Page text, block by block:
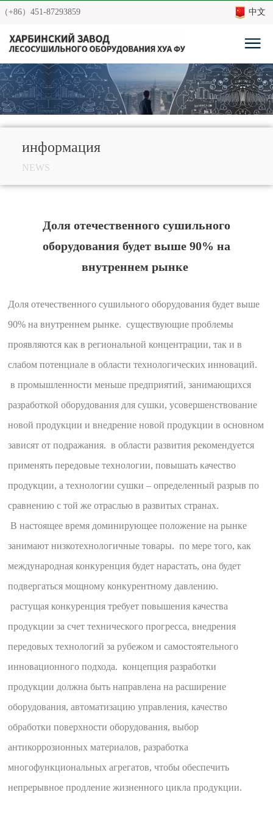
（+86）451-87293859 中文
информация
NEWS
Доля отечественного сушильного
оборудования будет выше 90% на
внутреннем рынке
Доля отечественного сушильного оборудования будет выше
90% на внутреннем рынке. существующие проблемы
проявляются как в региональной концентрации, так и в
слабом потенциале в области технологических инноваций.
в промышленности меньше предприятий, занимающихся
разработкой оборудования для сушки, усовершенствование
новой продукции и внедрение новой продукции в основном
зависят от подражания. в области развития рекомендуется
применять передовые технологии, повышать качество
продукции, а технологии сушки – определенный разрыв по
сравнению с той же отраслью в развитых странах.
В настоящее время доминирующее положение на рынке
занимают низкотехнологичные товары. по мере того, как
международная конкуренция будет нарастать, она будет
подвергаться мощному конкурентному давлению.
растущая конкуренция требует повышения качества
продукции за счет технического прогресса, внедрения
передовых технологий за рубежом и самостоятельного
инновационного подхода. концепция разработки
продукции должна быть направлена на расширение
оборудования, автоматизацию управления, качество
обработки поверхности оборудования, выбор
антикоррозионных материалов, разработка
многофункциональных агрегатов, чтобы обеспечить
непрерывное продление жизненного цикла продукции.